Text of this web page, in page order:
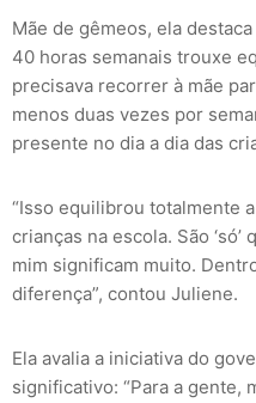
Mãe de gêmeos, ela
40 horas semanais trouxe
precisava recorrer à mãe
menos duas vezes por
presente no dia a dia das
“Isso equilibrou totalmente
crianças na escola. São
mim significam muito.
diferença”, contou Juliene.
Ela avalia a iniciativa do
significativo: “Para a gente,